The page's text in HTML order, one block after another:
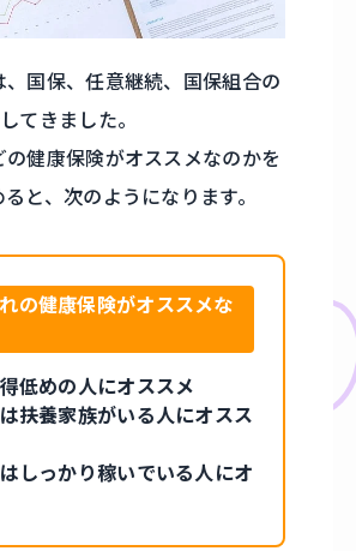
、国保、任意継続、国保組合の
てきました。
の健康保険がオススメなのかを
と、次のようになります。
の健康保険がオススメな
低めの人にオススメ
扶養家族がいる人にオスス
しっかり稼いでいる人にオ